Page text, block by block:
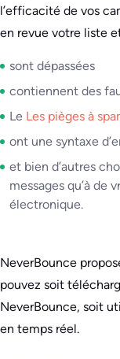
l’efficacité de vos
en revue votre liste
sont dépassées
contiennent des
Le Les pièges à
ont une syntaxe
et bien d’autres
messages qu’à de
électronique.
NeverBounce
pouvez soit
NeverBounce, soit
en temps réel.